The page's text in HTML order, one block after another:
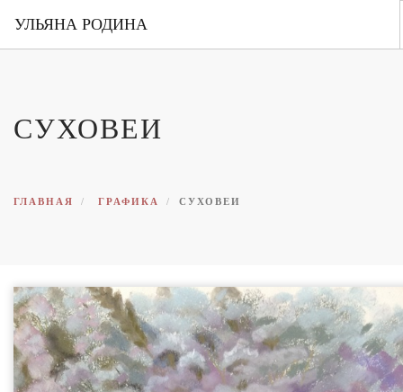
УЛЬЯНА РОДИНА
ПОРТФОЛИО
СУХОВЕИ
ГЛАВНАЯ ГРАФИКА СУХОВЕИ